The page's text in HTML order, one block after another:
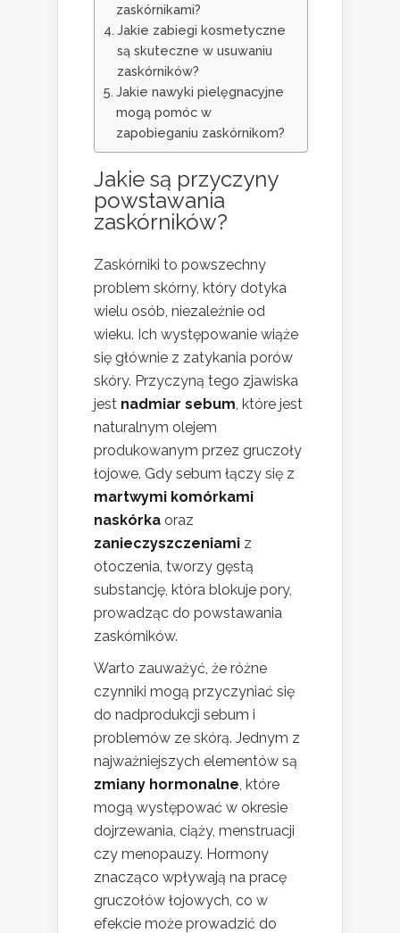
zaskórnikami?
Jakie zabiegi kosmetyczne
są skuteczne w usuwaniu
zaskórników?
Jakie nawyki pielęgnacyjne
mogą pomóc w
zapobieganiu zaskórnikom?
Jakie są przyczyny
powstawania
zaskórników?
Zaskórniki to powszechny
problem skórny, który dotyka
wielu osób, niezależnie od
wieku. Ich występowanie wiąże
się głównie z zatykania porów
skóry. Przyczyną tego zjawiska
jest nadmiar sebum, które jest
naturalnym olejem
produkowanym przez gruczoły
łojowe. Gdy sebum łączy się z
martwymi komórkami
naskórka oraz
zanieczyszczeniami z
otoczenia, tworzy gęstą
substancję, która blokuje pory,
prowadząc do powstawania
zaskórników.
Warto zauważyć, że różne
czynniki mogą przyczyniać się
do nadprodukcji sebum i
problemów ze skórą. Jednym z
najważniejszych elementów są
zmiany hormonalne, które
mogą występować w okresie
dojrzewania, ciąży, menstruacji
czy menopauzy. Hormony
znacząco wpływają na pracę
gruczołów łojowych, co w
efekcie może prowadzić do